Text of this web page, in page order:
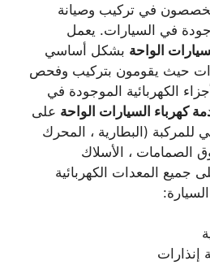
في تركيب وصيانة
في السيارات. يعمل
الواحة بشكل أساسي
حيث يقومون بتركيب وفحص
الكهربائية الموجودة في
كهرباء السيارات الواحة على
للمركبة (البطارية ، المحرك
الصمامات ، الأسلاك
جميع المعدات الكهربائية
إنذارات